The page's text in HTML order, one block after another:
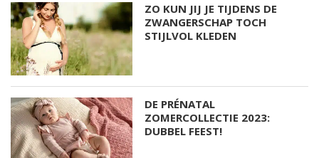
ZO KUN JIJ JE TIJDENS DE
ZWANGERSCHAP TOCH
STIJLVOL KLEDEN
DE PRÉNATAL
ZOMERCOLLECTIE 2023:
DUBBEL FEEST!